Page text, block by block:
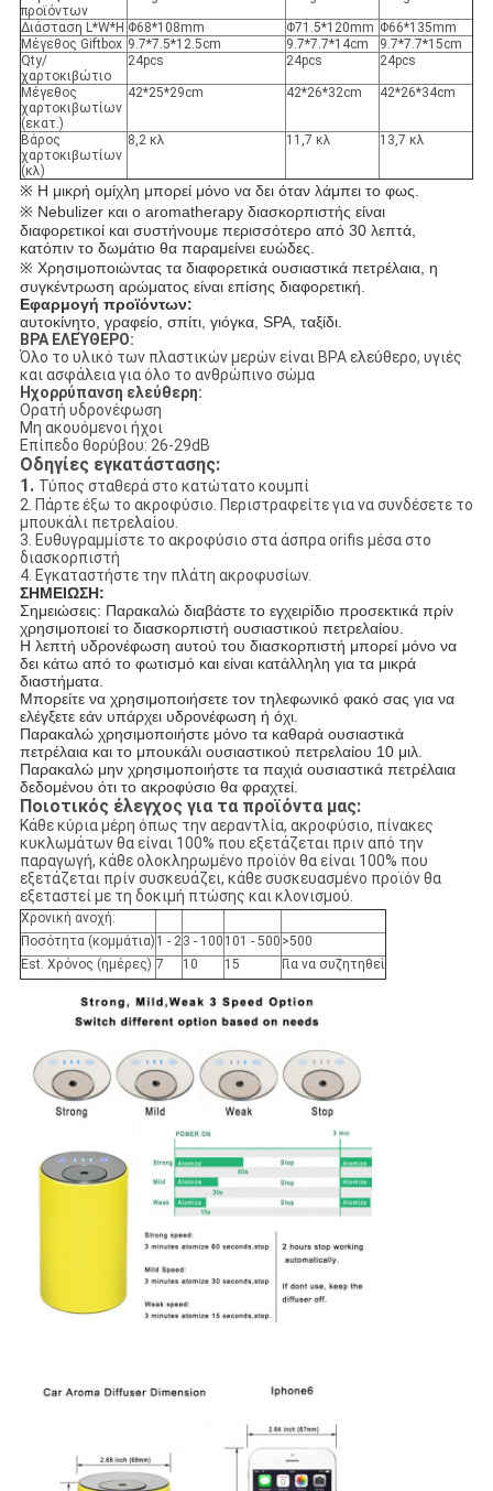
προϊόντων
Διάσταση L*W*H Φ68*108mm Φ71.5*120mm Φ66*135mm
Μέγεθος Giftbox 9.7*7.5*12.5cm 9.7*7.7*14cm
9.7*7.7*15cm
Qty/
χαρτοκιβώτιο
24pcs 24pcs 24pcs
Μέγεθος
χαρτοκιβωτίων
(εκατ.)
42*25*29cm 42*26*32cm 42*26*34cm
Βάρος
χαρτοκιβωτίων
(κλ)
8,2 κλ 11,7 κλ 13,7 κλ
※ Η μικρή ομίχλη μπορεί μόνο να δει όταν λάμπει το φως.
※ Nebulizer και ο aromatherapy διασκορπιστής είναι
διαφορετικοί και συστήνουμε περισσότερο από 30 λεπτά,
κατόπιν το δωμάτιο θα παραμείνει ευώδες.
※ Χρησιμοποιώντας τα διαφορετικά ουσιαστικά πετρέλαια, η
συγκέντρωση αρώματος είναι επίσης διαφορετική.
Εφαρμογή προϊόντων:
αυτοκίνητο, γραφείο, σπίτι, γιόγκα, SPA, ταξίδι.
BPA ΕΛΕΎΘΕΡΟ:
Όλο το υλικό των πλαστικών μερών είναι BPA ελεύθερο, υγιές
και ασφάλεια για όλο το ανθρώπινο σώμα
Ηχορρύπανση ελεύθερη:
Ορατή υδρονέφωση
Μη ακουόμενοι ήχοι
Επίπεδο θορύβου: 26-29dB
Οδηγίες εγκατάστασης:
1. Τύπος σταθερά στο κατώτατο κουμπί
2. Πάρτε έξω το ακροφύσιο. Περιστραφείτε για να συνδέσετε το
μπουκάλι πετρελαίου.
3. Ευθυγραμμίστε το ακροφύσιο στα άσπρα orifis μέσα στο
διασκορπιστή
4. Εγκαταστήστε την πλάτη ακροφυσίων.
ΣΗΜΕΙΩΣΗ:
Σημειώσεις: Παρακαλώ διαβάστε το εγχειρίδιο προσεκτικά πρίν
χρησιμοποιεί το διασκορπιστή ουσιαστικού πετρελαίου.
Η λεπτή υδρονέφωση αυτού του διασκορπιστή μπορεί μόνο να
δει κάτω από το φωτισμό και είναι κατάλληλη για τα μικρά
διαστήματα.
Μπορείτε να χρησιμοποιήσετε τον τηλεφωνικό φακό σας για να
ελέγξετε εάν υπάρχει υδρονέφωση ή όχι.
Παρακαλώ χρησιμοποιήστε μόνο τα καθαρά ουσιαστικά
πετρέλαια και το μπουκάλι ουσιαστικού πετρελαίου 10 μιλ.
Παρακαλώ μην χρησιμοποιήστε τα παχιά ουσιαστικά πετρέλαια
δεδομένου ότι το ακροφύσιο θα φραχτεί.
Ποιοτικός έλεγχος για τα προϊόντα μας:
Κάθε κύρια μέρη όπως την αεραντλία, ακροφύσιο, πίνακες
κυκλωμάτων θα είναι 100% που εξετάζεται πριν από την
παραγωγή, κάθε ολοκληρωμένο προϊόν θα είναι 100% που
εξετάζεται πρίν συσκευάζει, κάθε συσκευασμένο προϊόν θα
εξεταστεί με τη δοκιμή πτώσης και κλονισμού.
Χρονική ανοχή:
Ποσότητα (κομμάτια) 1 - 23 - 100 101 - 500 >500
Est. Χρόνος (ημέρες) 7 10 15 Για να συζητηθεί